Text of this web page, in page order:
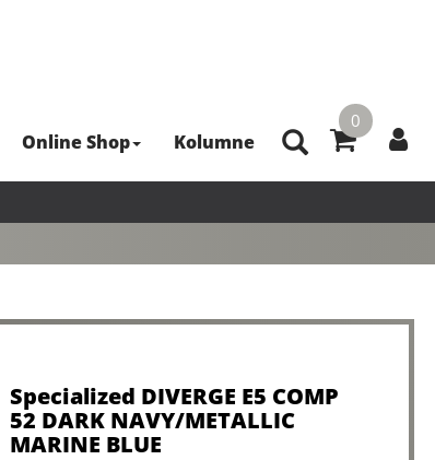
0
Online Shop Kolumne
Specialized DIVERGE E5 COMP
52 DARK NAVY/METALLIC
MARINE BLUE